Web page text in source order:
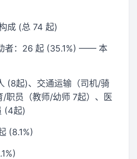
成 (总 74 起)
者：26 起 (35.1%) —— 本
(8起)、交通运输（司机/骑
/职员（教师/幼师 7起）、医
(4起)
(8.1%)